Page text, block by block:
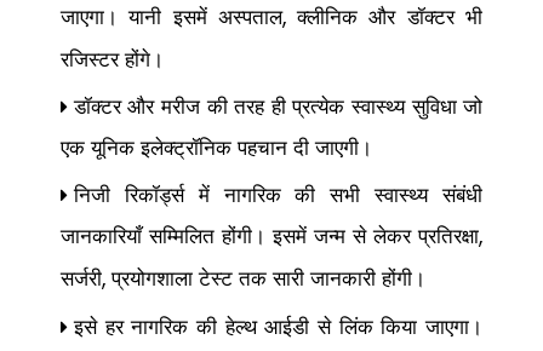
जाएगा। यानी इसमें अस्पताल,क्लीनिक और डॉक्टर भी
रजिस्टर होंगे।
डॉक्टर और मरीज की तरह ही प्रत्येक स्वास्थ्य सुविधा जो
एक यूनिक इलेक्ट्रॉनिक पहचान दी जाएगी।
निजी रिकॉर्ड्स में नागरिक की सभी स्वास्थ्य संबंधी
जानकारियाँ सम्मिलित होंगी। इसमें जन्म से लेकर प्रतिरक्षा,
सर्जरी,प्रयोगशाला टेस्ट तक सारी जानकारी होंगी।
इसे हर नागरिक की हेल्थ आईडी से लिंक किया जाएगा।